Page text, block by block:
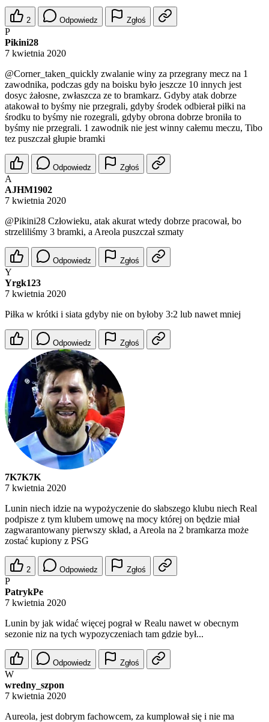
2 Odpowiedz Zgłoś
P
Pikini28
7 kwietnia 2020
@Corner_taken_quickly zwalanie winy za przegrany mecz na 1
zawodnika, podczas gdy na boisku było jeszcze 10 innych jest
dosyc żałosne, zwłaszcza ze to bramkarz. Gdyby atak dobrze
atakował to byśmy nie przegrali, gdyby środek odbierał piłki na
środku to byśmy nie rozegrali, gdyby obrona dobrze broniła to
byśmy nie przegrali. 1 zawodnik nie jest winny całemu meczu, Tibo
tez puszczał głupie bramki
Odpowiedz Zgłoś
A
AJHM1902
7 kwietnia 2020
@Pikini28 Człowieku, atak akurat wtedy dobrze pracował, bo
strzeliliśmy 3 bramki, a Areola puszczał szmaty
Odpowiedz Zgłoś
Y
Yrgk123
7 kwietnia 2020
Piłka w krótki i siata gdyby nie on byłoby 3:2 lub nawet mniej
Odpowiedz Zgłoś
7K7K7K
7 kwietnia 2020
Lunin niech idzie na wypożyczenie do słabszego klubu niech Real
podpisze z tym klubem umowę na mocy której on będzie miał
zagwarantowany pierwszy skład, a Areola na 2 bramkarza może
zostać kupiony z PSG
2 Odpowiedz Zgłoś
P
PatrykPe
7 kwietnia 2020
Lunin by jak widać więcej pograł w Realu nawet w obecnym
sezonie niz na tych wypozyczeniach tam gdzie był...
Odpowiedz Zgłoś
W
wredny_szpon
7 kwietnia 2020
Aureola, jest dobrym fachowcem, za kumplował się i nie ma